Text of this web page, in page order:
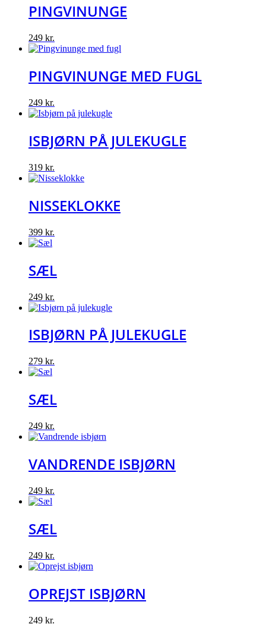
PINGVINUNGE
249 kr.
PINGVINUNGE MED FUGL
249 kr.
ISBJØRN PÅ JULEKUGLE
319 kr.
NISSEKLOKKE
399 kr.
SÆL
249 kr.
ISBJØRN PÅ JULEKUGLE
279 kr.
SÆL
249 kr.
VANDRENDE ISBJØRN
249 kr.
SÆL
249 kr.
OPREJST ISBJØRN
249 kr.